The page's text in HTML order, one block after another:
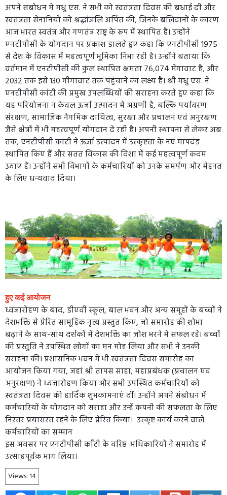
अपने संबोधन में मधु एस. ने सभी को स्वतंत्रता दिवस की बधाई दी और
स्वतंत्रता सेनानियों को श्रद्धांजलि अर्पित की, जिनके बलिदानों के कारण
आज भारत स्वतंत्र और गणतंत्र राष्ट्र के रूप में स्थापित है। उन्होंने
एनटीपीसी के योगदान पर प्रकाश डालते हुए कहा कि एनटीपीसी 1975
से देश के विकास में महत्वपूर्ण भूमिका निभा रही है। उन्होंने बताया कि
वर्तमान में एनटीपीसी की कुल स्थापित क्षमता 76,074 मेगावाट है, और
2032 तक इसे 130 गीगावाट तक पहुंचाने का लक्ष्य है। श्री मधु एस. ने
एनटीपीसी कांटी की प्रमुख उपलब्धियों की सराहना करते हुए कहा कि
यह परियोजना न केवल ऊर्जा उत्पादन में अग्रणी है, बल्कि पर्यावरण
संरक्षण, सामाजिक नैगमिक दायित्व, सुरक्षा और प्रचालन एवं अनुरक्षण
जैसे क्षेत्रों में भी महत्वपूर्ण योगदान दे रही है। अपनी स्थापना से लेकर अब
तक, एनटीपीसी कांटी ने ऊर्जा उत्पादन में उत्कृष्टता के नए मापदंड
स्थापित किए हैं और सतत विकास की दिशा में कई महत्वपूर्ण कदम
उठाए हैं। उन्होंने सभी विभागों के कर्मचारियों को उनके समर्पण और मेहनत
के लिए धन्यवाद दिया।
हुए कई आयोजन
ध्वजारोहण के बाद, डीएवी स्कूल, बाल भवन और अन्य समूहों के बच्चों ने
देशभक्ति से प्रेरित सामूहिक नृत्य प्रस्तुत किए, जो समारोह की शोभा
बढ़ाने के साथ-साथ दर्शकों में देशभक्ति का जोश भरने में सफल रहे। बच्चों
की प्रस्तुति ने उपस्थित लोगों का मन मोह लिया और सभी ने उनकी
सराहना की। प्रशासनिक भवन में भी स्वतंत्रता दिवस समारोह का
आयोजन किया गया, जहां श्री तापस साहा, महाप्रबंधक (प्रचालन एवं
अनुरक्षण) ने ध्वजारोहण किया और सभी उपस्थित कर्मचारियों को
स्वतंत्रता दिवस की हार्दिक शुभकामनाएं दीं। उन्होंने अपने संबोधन में
कर्मचारियों के योगदान को सराहा और उन्हें कंपनी की सफलता के लिए
निरंतर प्रयासरत रहने के लिए प्रेरित किया। उत्कृष्ट कार्य करने वाले
कर्मचारियों का सम्मान
इस अवसर पर एनटीपीसी काँटी के वरिष्ठ अधिकारियों ने समारोह में
उत्साहपूर्वक भाग लिया।
Views:14